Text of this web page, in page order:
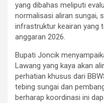
yang dibahas meliputi
normalisasi aliran sungai,
infrastruktur keairan yang
anggaran 2026.
Bupati Joncik
Lawang yang kaya akan
perhatian khusus dari
tebing sungai dan
berharap koordinasi ini